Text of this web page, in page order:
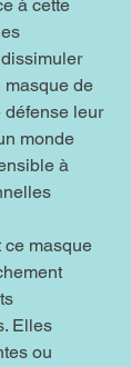
à cette
masque de
défense leur
monde
à
ce masque
Elles
ou